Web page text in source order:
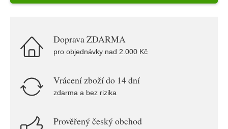
Doprava ZDARMA
pro objednávky nad 2.000 Kč
Vrácení zboží do 14 dní
zdarma a bez rizika
Prověřený český obchod